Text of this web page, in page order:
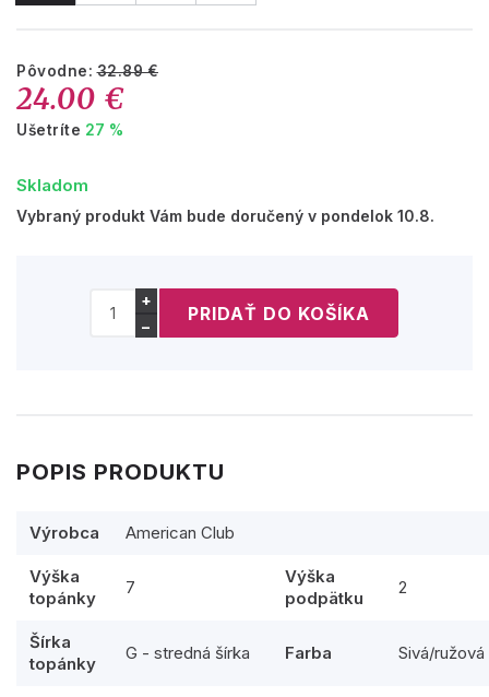
Pôvodne:32.89 €
24.00 €
Ušetríte 27 %
Skladom
Vybraný produkt Vám bude doručený v pondelok 10.8.
+
−
POPIS PRODUKTU
Výrobca American Club
Výška
topánky
7
Výška
podpätku
2
Šírka
topánky
G - stredná šírka Farba Sivá/ružová